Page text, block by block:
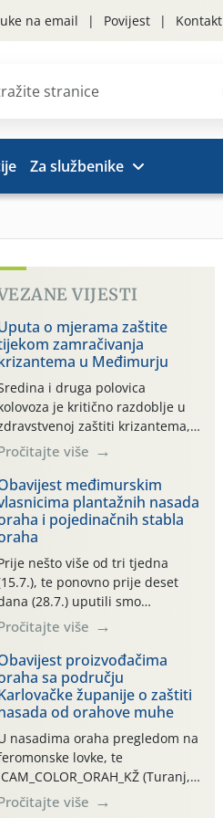
na email Povijest Kontakt
Za službenike
VIJESTI
o mjerama zaštite
zamračivanja
u Međimurju
i druga polovica
je kritično razdoblje u
zaštiti krizantema,
prije zamračivanja u proteklom
smo mjesecu tri puta upućivali
o preventivnim
zaštite krizantema od
uzročnika bolesti,
i fito-fagnih grinja (23.7.,
06.7.)! Na početku ovog
je zabilježeno je
i ekstremno vruće
razdoblje, uz
temperature […]
više
međimurskim
plantažnih nasada
i pojedinačnih stabla
nešto više od tri tjedna
te ponovno prije deset
(28.7.) uputili smo
vlasnicima plantažnih
nasada oraha i pojedinačnih
o početku leta i
potrebi usmjerenog
orahove muhe
completa)! Već
dana traje drugi
“toplinski udar”, koji
naročito izražen zadnja šest
(31.7.-05.8.), jer najviše
zraka svakodnevno
više
proizvođačima
sa području
županije o zaštiti
od orahove muhe
nasadima oraha pregledom na
lovke, te
CAM_COLOR_ORAH_KŽ (Turanj,
zabilježena je mala
više